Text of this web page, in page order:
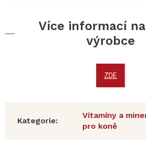
Více informací
výrobce
ZDE
Kategorie:
Vitamíny a
pro koně